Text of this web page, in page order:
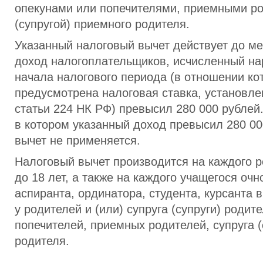
опекунами или попечителями, приемными
(супругой) приемного родителя.
Указанный налоговый вычет действует до
доход налогоплательщиков, исчисленный
начала налогового периода (в отношении
предусмотрена налоговая ставка,
статьи 224 НК РФ) превысил 280 000
в котором указанный доход превысил 280
вычет не применяется.
Налоговый вычет производится на каждого
до 18 лет, а также на каждого учащегося
аспиранта, ординатора, студента, курсанта
у родителей и (или) супруга (супруги)
попечителей, приемных родителей, супруга
родителя.